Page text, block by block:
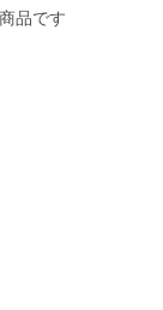
品です